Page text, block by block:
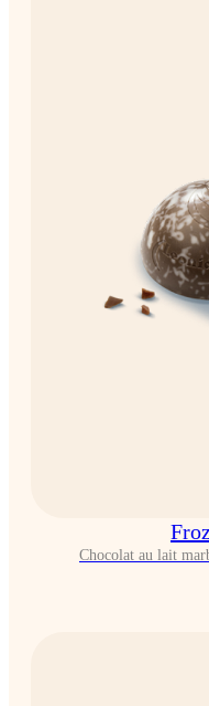
Chocolat au lait